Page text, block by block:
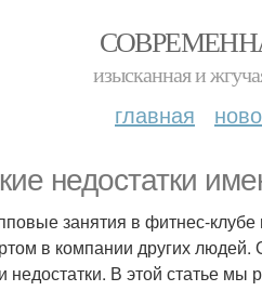
изысканная и
главная
недостатки
занятия в фитнес-
в компании других людей.
недостатки. В этой статье мы